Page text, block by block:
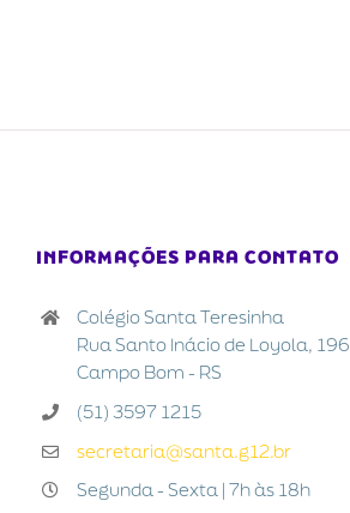
INFORMAÇÕES PARA CONTATO
Colégio Santa Teresinha
Rua Santo Inácio de Loyola, 196
Campo Bom - RS
(51) 3597 1215
secretaria@santa.g12.br
Segunda - Sexta | 7h às 18h